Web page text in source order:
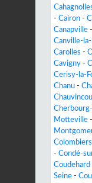
- Cairon -
Canapville -
Canville-
Carolles -
Cavigny -
Cerisy-la-
Chanu -
Motteville -
Colombiers
- Condé-
Coudehard
Seine -